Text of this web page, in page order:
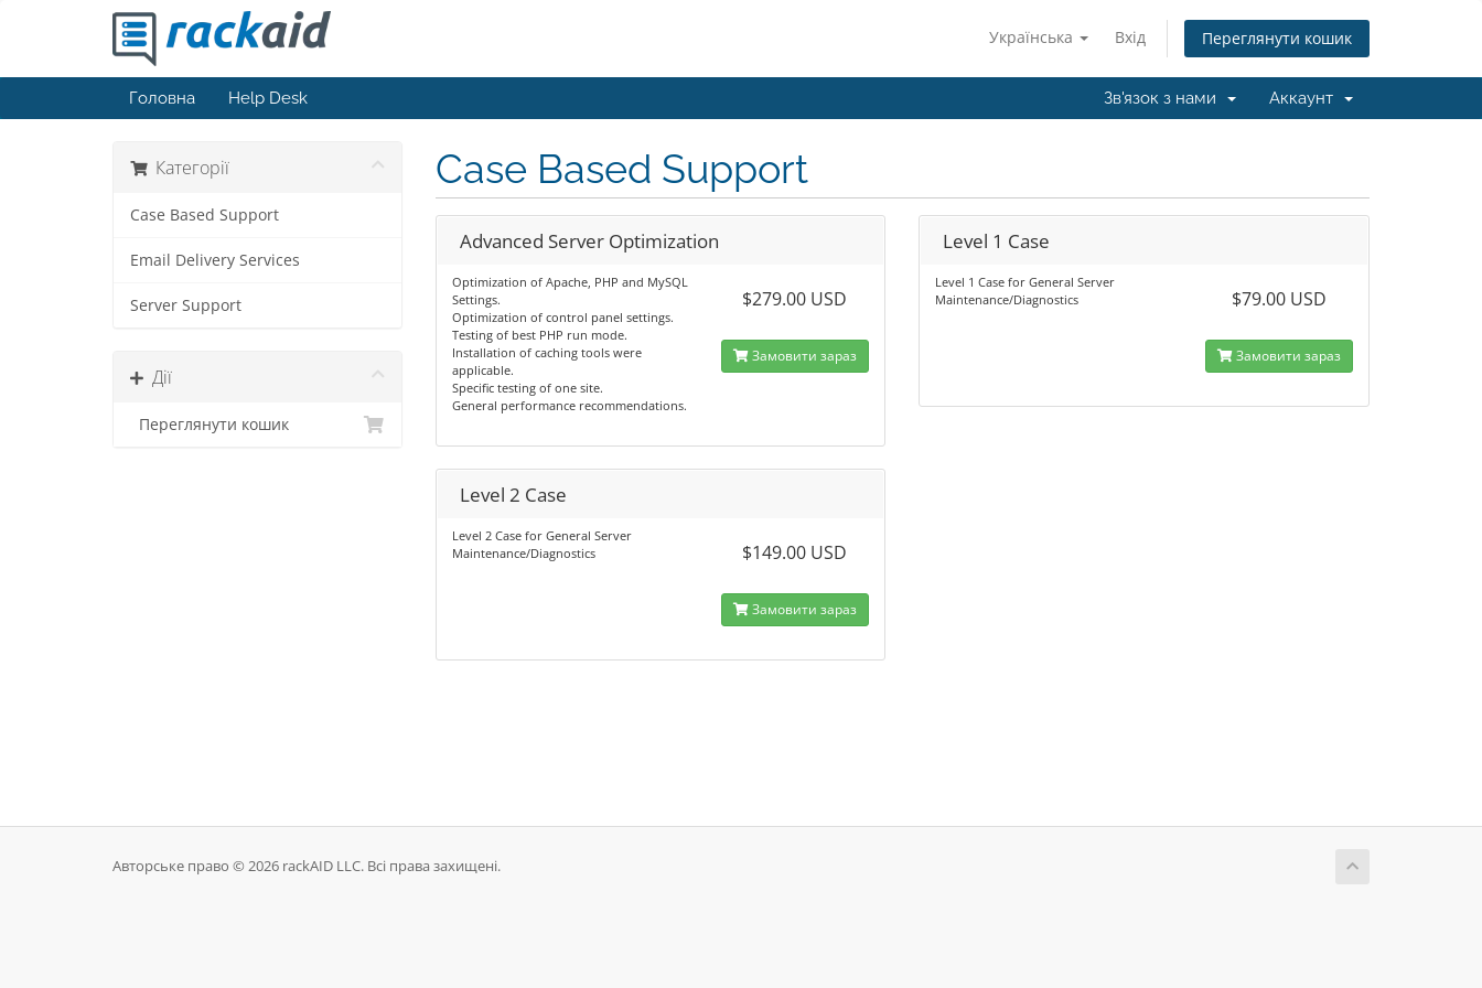
Українська Вхід Переглянути кошик
Головна Help Desk Зв'язок з нами Аккаунт
Категорії
Case Based Support
Email Delivery Services
Server Support
Дії
Переглянути кошик
Case Based Support
Advanced Server Optimization
Optimization of Apache, PHP and MySQL
Settings.
Optimization of control panel settings.
Testing of best PHP run mode.
Installation of caching tools were
applicable.
Specific testing of one site.
General performance recommendations.
$279.00 USD
Замовити зараз
Level 1 Case
Level 1 Case for General Server
Maintenance/Diagnostics
$79.00 USD
Замовити зараз
Level 2 Case
Level 2 Case for General Server
Maintenance/Diagnostics
$149.00 USD
Замовити зараз
Авторське право © 2026 rackAID LLC. Всі права захищені.